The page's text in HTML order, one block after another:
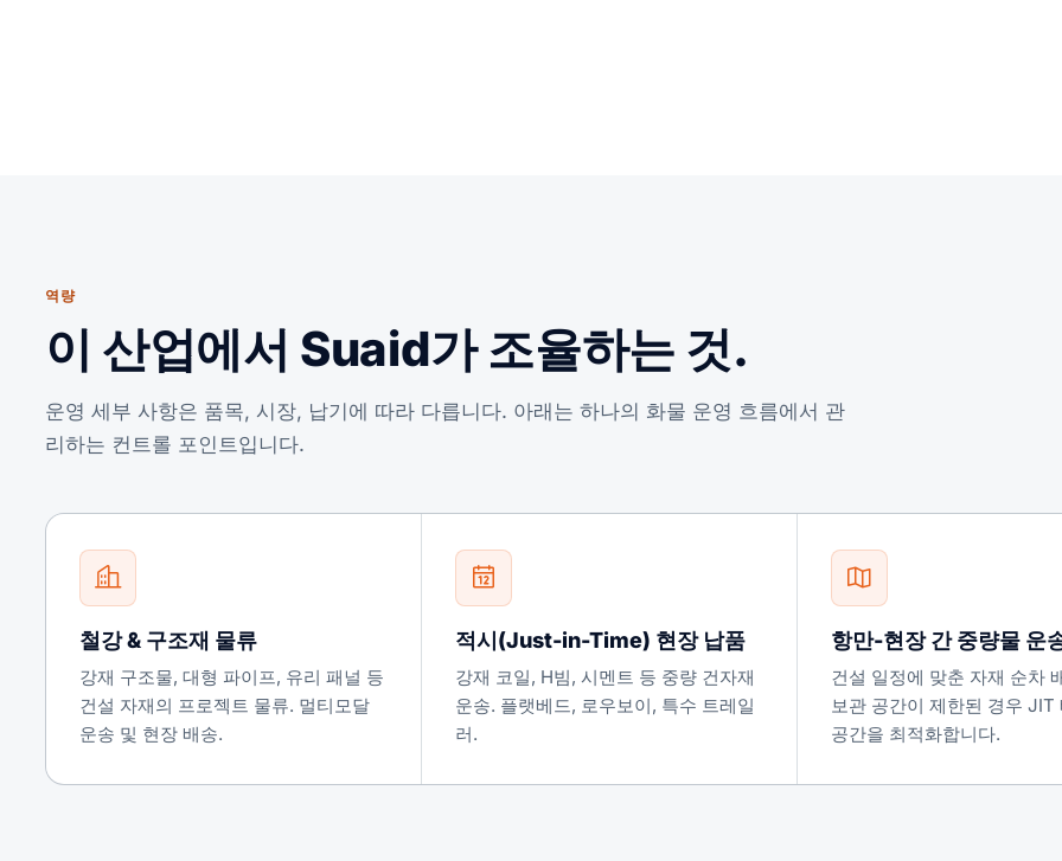
역량
이 산업에서 Suaid가 조율하는 것.
운영 세부 사항은 품목, 시장, 납기에 따라 다릅니다. 아래는 하나의 화물 운영 흐름에서 관
리하는 컨트롤 포인트입니다.
철강 & 구조재 물류
강재 구조물, 대형 파이프, 유리 패널 등
건설 자재의 프로젝트 물류. 멀티모달
운송 및 현장 배송.
적시(Just-in-Time) 현장 납품
강재 코일, H빔, 시멘트 등 중량 건자재
운송. 플랫베드, 로우보이, 특수 트레일
러.
항만-현장 간 중량물 운
건설 일정에 맞춘 자재 순차
보관 공간이 제한된 경우 JIT
공간을 최적화합니다.